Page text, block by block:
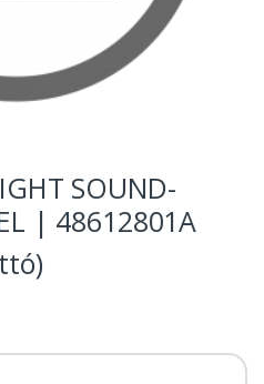
SOUND-
| 48612801A